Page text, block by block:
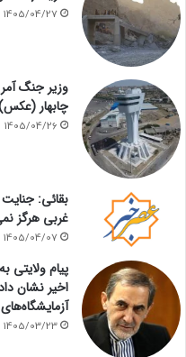
1405/04/27
وزیر جنگ
چابهار
1405/04/26
بقائی:
غربی هرگز
1405/04/07
پیام
اخیر نشان
1405/03/23